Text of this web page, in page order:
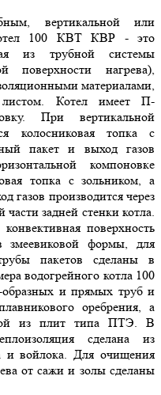
вертикальной или
100 КВТ КВР - это
из трубной системы
поверхности нагрева),
материалами,
листом. Котел имеет П-
При вертикальной
колосниковая топка с
пакет и выход газов
компоновке
топка с зольником, а
газов производится через
задней стенки котла.
поверхность
змеевиковой формы, для
пакетов сделаны в
водогрейного котла 100
и прямых труб и
оребрения, а
из плит типа ПТЭ. В
сделана из
и войлока. Для очищения
от сажи и золы сделаны